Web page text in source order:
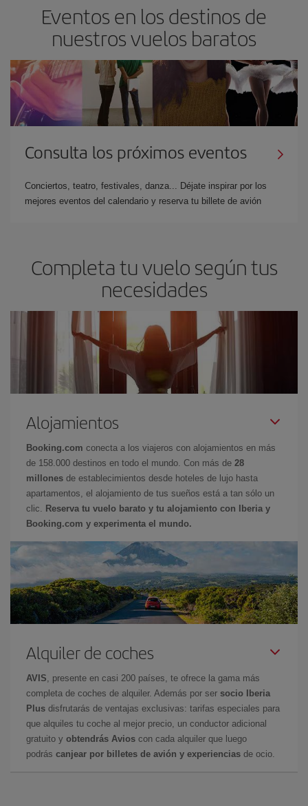
Eventos en los destinos de
nuestros vuelos baratos
Consulta los próximos eventos
Conciertos, teatro, festivales, danza... Déjate inspirar por los
mejores eventos del calendario y reserva tu billete de avión
Completa tu vuelo según tus
necesidades
Alojamientos
Booking.com conecta a los viajeros con alojamientos en más
de 158.000 destinos en todo el mundo. Con más de 28
millones de establecimientos desde hoteles de lujo hasta
apartamentos, el alojamiento de tus sueños está a tan sólo un
clic.
Reserva tu vuelo barato y tu alojamiento con Iberia y
Booking.com y experimenta el mundo.
Alquiler de coches
AVIS , presente en casi 200 países, te ofrece la gama más
completa de coches de alquiler. Además por ser socio Iberia
Plus disfrutarás de ventajas exclusivas: tarifas especiales para
que alquiles tu coche al mejor precio, un conductor adicional
gratuito y obtendrás Avios con cada alquiler que luego
podrás canjear por billetes de avión y experiencias de ocio.